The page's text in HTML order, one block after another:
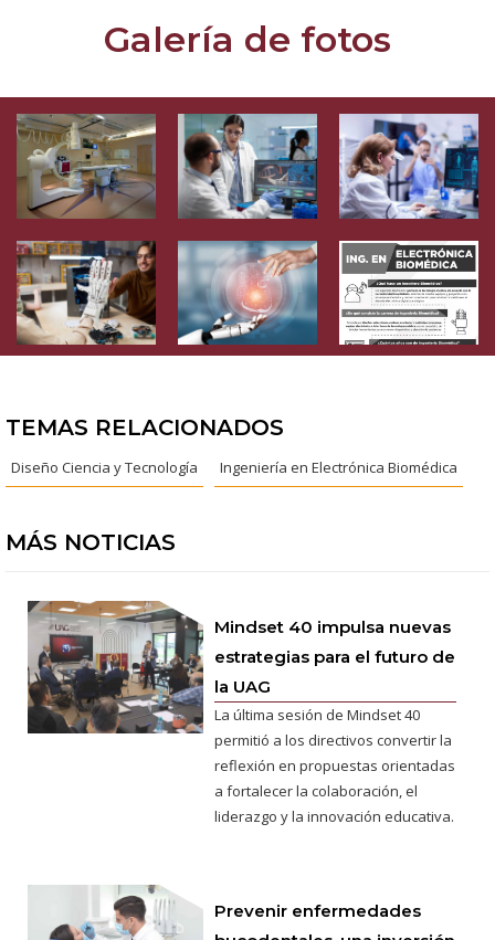
Galería de fotos
TEMAS RELACIONADOS
Diseño Ciencia y Tecnología Ingeniería en Electrónica Biomédica
MÁS NOTICIAS
Mindset 40 impulsa nuevas
estrategias para el futuro de
la UAG
La última sesión de Mindset 40
permitió a los directivos convertir la
reflexión en propuestas orientadas
a fortalecer la colaboración, el
liderazgo y la innovación educativa.
Prevenir enfermedades